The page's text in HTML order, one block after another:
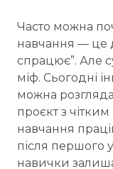
Часто можна
навчання — це
спрацює”. Але
міф. Сьогодні
можна
проєкт з
навчання
після першого
навички